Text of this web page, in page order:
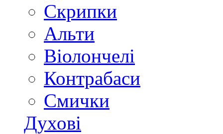
Скрипки
Альти
Віолончелі
Контрабаси
Смички
Духові